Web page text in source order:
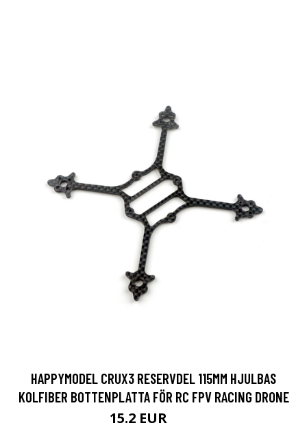
HAPPYMODEL CRUX3 RESERVDEL 115MM HJULBAS
KOLFIBER BOTTENPLATTA FÖR RC FPV RACING DRONE
15.2 EUR